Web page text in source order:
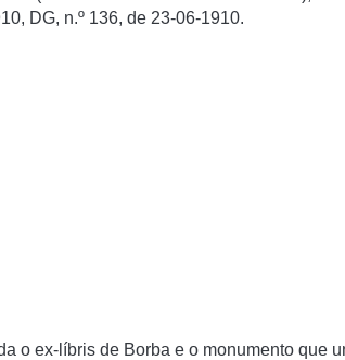
DG, n.º 136, de 23-06-1910.
o ex-líbris de Borba e o monumento que